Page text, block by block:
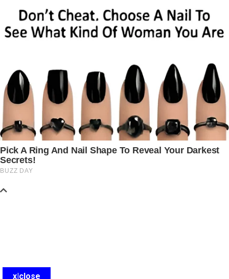
x|close